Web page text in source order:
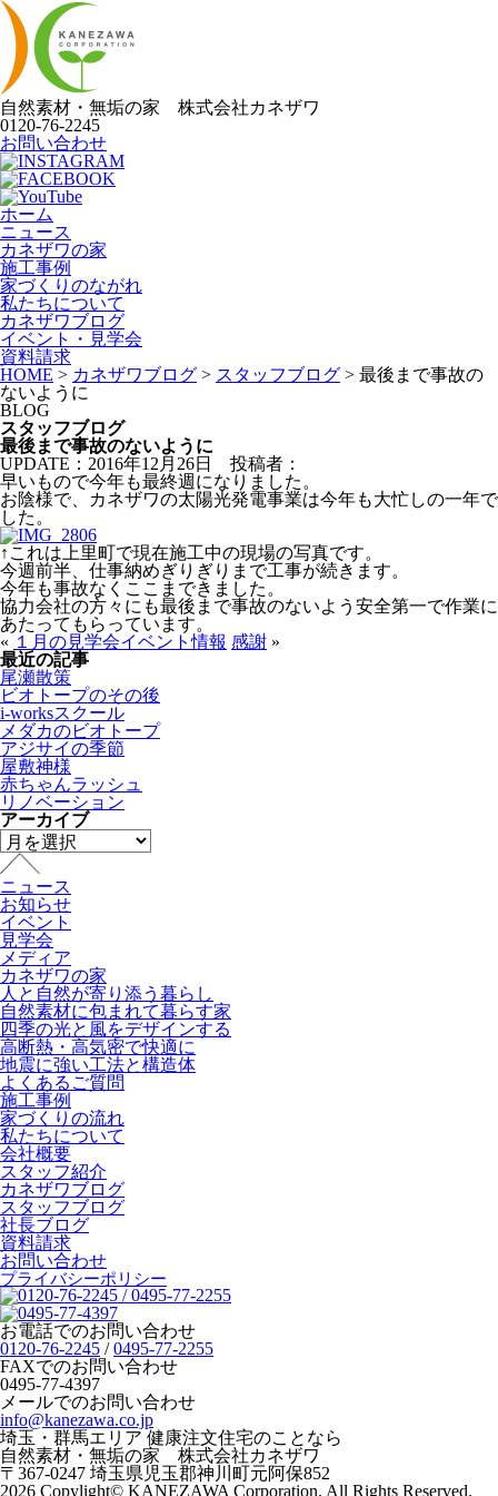
自然素材・無垢の家 株式会社カネザワ
0120-76-2245
お問い合わせ
ホーム
ニュース
カネザワの家
施工事例
家づくりのながれ
私たちについて
カネザワブログ
イベント・見学会
資料請求
HOME > カネザワブログ > スタッフブログ > 最後まで事故の
ないように
BLOG
スタッフブログ
最後まで事故のないように
UPDATE：2016年12月26日
投稿者：
早いもので今年も最終週になりました。
お陰様で、カネザワの太陽光発電事業は今年も大忙しの一年で
した。
↑これは上里町で現在施工中の現場の写真です。
今週前半、仕事納めぎりぎりまで工事が続きます。
今年も事故なくここまできました。
協力会社の方々にも最後まで事故のないよう安全第一で作業に
あたってもらっています。
« １月の見学会イベント情報 感謝 »
最近の記事
尾瀬散策
ビオトープのその後
i-worksスクール
メダカのビオトープ
アジサイの季節
屋敷神様
赤ちゃんラッシュ
リノベーション
アーカイブ
ニュース
お知らせ
イベント
見学会
メディア
カネザワの家
人と自然が寄り添う暮らし
自然素材に包まれて暮らす家
四季の光と風をデザインする
高断熱・高気密で快適に
地震に強い工法と構造体
よくあるご質問
施工事例
家づくりの流れ
私たちについて
会社概要
スタッフ紹介
カネザワブログ
スタッフブログ
社長ブログ
資料請求
お問い合わせ
プライバシーポリシー
お電話でのお問い合わせ
0120-76-2245 /0495-77-2255
FAXでのお問い合わせ
0495-77-4397
メールでのお問い合わせ
info@kanezawa.co.jp
埼玉・群馬エリア 健康注文住宅のことなら
自然素材・無垢の家 株式会社カネザワ
〒367-0247 埼玉県児玉郡神川町元阿保852
2026 Copylight© KANEZAWA Corporation. All Rights Reserved.